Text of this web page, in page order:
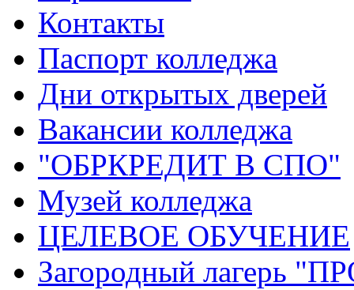
Контакты
Паспорт колледжа
Дни открытых дверей
Вакансии колледжа
"ОБРКРЕДИТ В СПО"
Музей колледжа
ЦЕЛЕВОЕ ОБУЧЕНИЕ
Загородный лагерь